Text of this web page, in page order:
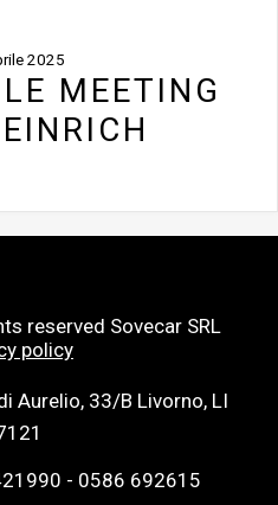
2025
MEETING
reserved Sovecar SRL
policy
Aurelio, 33/B Livorno, LI
- 0586 692615